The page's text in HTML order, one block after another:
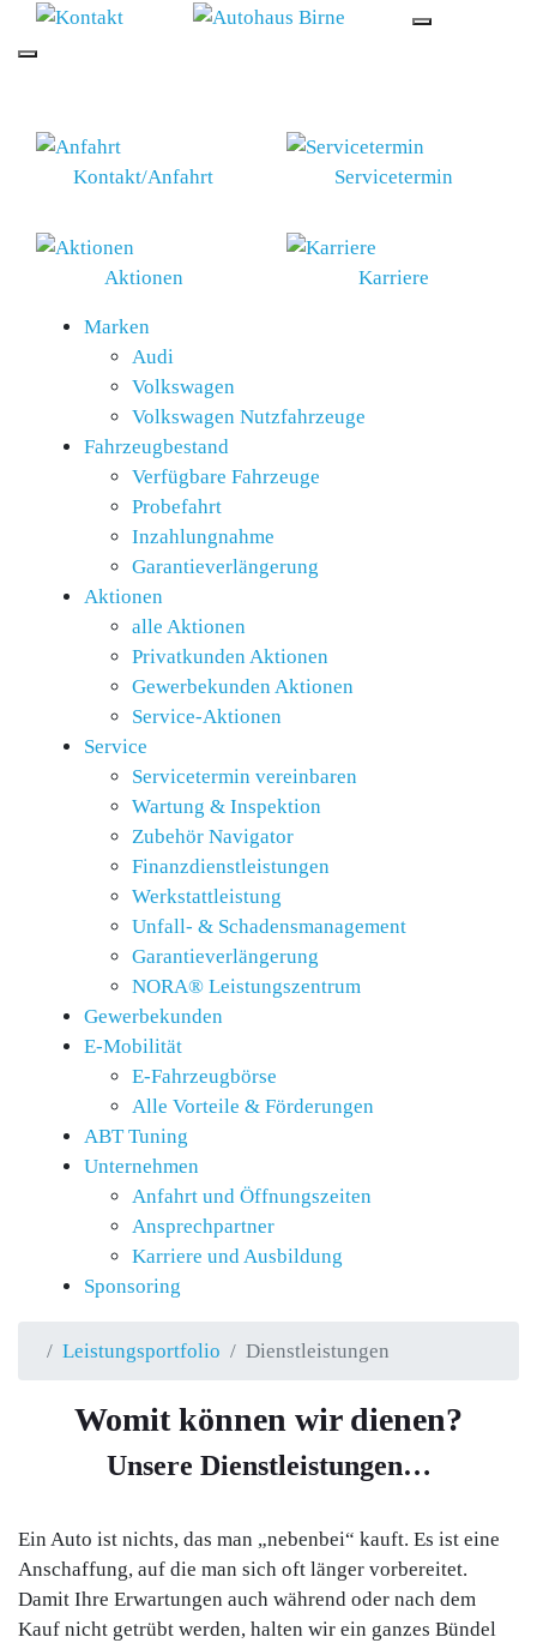
Marken
Audi
Volkswagen
Volkswagen Nutzfahrzeuge
Fahrzeugbestand
Verfügbare Fahrzeuge
Probefahrt
Inzahlungnahme
Garantieverlängerung
Aktionen
alle Aktionen
Privatkunden Aktionen
Gewerbekunden Aktionen
Service-Aktionen
Service
Servicetermin vereinbaren
Wartung & Inspektion
Zubehör Navigator
Finanzdienstleistungen
Werkstattleistung
Unfall- & Schadensmanagement
Garantieverlängerung
NORA® Leistungszentrum
Gewerbekunden
E-Mobilität
E-Fahrzeugbörse
Alle Vorteile & Förderungen
ABT Tuning
Unternehmen
Anfahrt und Öffnungszeiten
Ansprechpartner
Karriere und Ausbildung
Sponsoring
Kontakt/Anfahrt Servicetermin
Aktionen Karriere
Leistungsportfolio Dienstleistungen
Womit können wir dienen?
Unsere Dienstleistungen…
Ein Auto ist nichts, das man „nebenbei“ kauft. Es ist eine
Anschaffung, auf die man sich oft länger vorbereitet.
Damit Ihre Erwartungen auch während oder nach dem
Kauf nicht getrübt werden, halten wir ein ganzes Bündel